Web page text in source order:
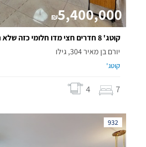
₪5,400,000
קוטג' 8 חדרים חצי מדו חלומי כזה שלא רואים כל יום
יורם בן מאיר 304, גילו
קוטג'
7
4
932